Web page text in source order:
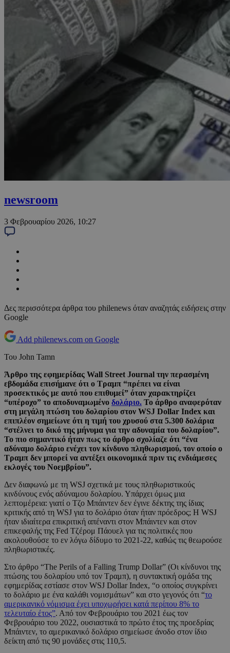
newsroom
3 Φεβρουαρίου 2026, 10:27
Δες περισσότερα άρθρα του philenews όταν αναζητάς ειδήσεις στην
Google
Add philenews.com on Google
Του John Tamn
Άρθρο της εφημερίδας Wall Street Journal την περασμένη
εβδομάδα επισήμανε ότι ο Τραμπ “πρέπει να είναι
προσεκτικός με αυτό που επιθυμεί” όταν χαρακτηρίζει
“υπέροχο” το αποδυναμωμένο δολάριο. Το άρθρο αναφερόταν
στη μεγάλη πτώση του δολαρίου στον WSJ Dollar Index και
επιπλέον σημείωνε ότι η τιμή του χρυσού στα 5.300 δολάρια
“στέλνει το δικό της μήνυμα για την αδυναμία του δολαρίου”.
Το πιο σημαντικό ήταν πως το άρθρο σχολίαζε ότι “ένα
αδύναμο δολάριο ενέχει τον κίνδυνο πληθωρισμού, τον οποίο ο
Τραμπ δεν μπορεί να αντέξει οικονομικά πριν τις ενδιάμεσες
εκλογές του Νοεμβρίου”.
Δεν διαφωνώ με τη WSJ σχετικά με τους πληθωριστικούς
κινδύνους ενός αδύναμου δολαρίου. Υπάρχει όμως μια
λεπτομέρεια: γιατί ο Τζο Μπάιντεν δεν έγινε δέκτης της ίδιας
κριτικής από τη WSJ για το δολάριο όταν ήταν πρόεδρος; Η WSJ
ήταν ιδιαίτερα επικριτική απέναντι στον Μπάιντεν και στον
επικεφαλής της Fed Τζέρομ Πάουελ για τις πολιτικές που
ακολουθούσε το εν λόγω δίδυμο το 2021-22, καθώς τις θεωρούσε
πληθωριστικές.
Στο άρθρο “The Perils of a Falling Trump Dollar” (Οι κίνδυνοι της
πτώσης του δολαρίου υπό τον Τραμπ), η συντακτική ομάδα της
εφημερίδας εστίασε στον WSJ Dollar Index, “ο οποίος συγκρίνει
το δολάριο με ένα καλάθι νομισμάτων” και στο γεγονός ότι “το
αμερικανικό νόμισμα έχει υποχωρήσει κατά περίπου 8% το
τελευταίο έτος”. Από τον Φεβρουάριο του 2021 έως τον
Φεβρουάριο του 2022, ουσιαστικά το πρώτο έτος της προεδρίας
Μπάιντεν, το αμερικανικό δολάριο σημείωσε άνοδο στον ίδιο
δείκτη από τις 90 μονάδες στις 110,5.